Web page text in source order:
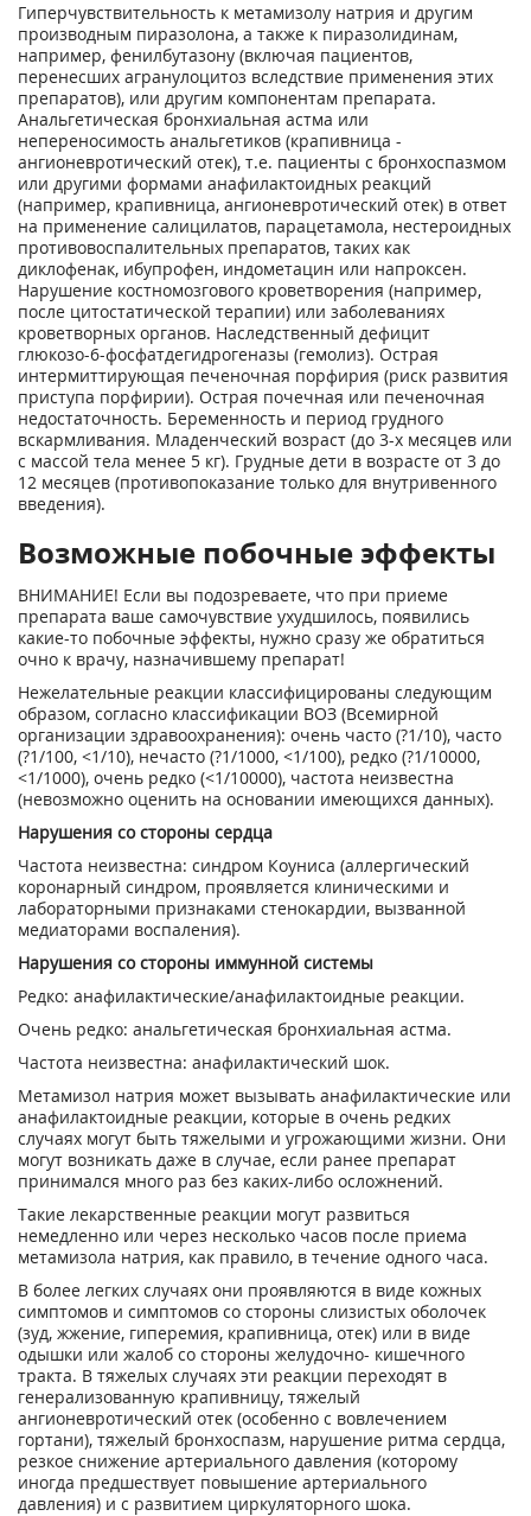
Гиперчувствительность к метамизолу натрия и другим
производным пиразолона, а также к пиразолидинам,
например, фенилбутазону (включая пациентов,
перенесших агранулоцитоз вследствие применения этих
препаратов), или другим компонентам препарата.
Анальгетическая бронхиальная астма или
непереносимость анальгетиков (крапивница -
ангионевротический отек), т.е. пациенты с бронхоспазмом
или другими формами анафилактоидных реакций
(например, крапивница, ангионевротический отек) в ответ
на применение салицилатов, парацетамола, нестероидных
противовоспалительных препаратов, таких как
диклофенак, ибупрофен, индометацин или напроксен.
Нарушение костномозгового кроветворения (например,
после цитостатической терапии) или заболеваниях
кроветворных органов. Наследственный дефицит
глюкозо-6-фосфатдегидрогеназы (гемолиз). Острая
интермиттирующая печеночная порфирия (риск развития
приступа порфирии). Острая почечная или печеночная
недостаточность. Беременность и период грудного
вскармливания. Младенческий возраст (до 3-х месяцев или
с массой тела менее 5 кг). Грудные дети в возрасте от 3 до
12 месяцев (противопоказание только для внутривенного
введения).
Возможные побочные эффекты
ВНИМАНИЕ! Если вы подозреваете, что при приеме
препарата ваше самочувствие ухудшилось, появились
какие-то побочные эффекты, нужно сразу же обратиться
очно к врачу, назначившему препарат!
Нежелательные реакции классифицированы следующим
образом, согласно классификации ВОЗ (Всемирной
организации здравоохранения): очень часто (?1/10), часто
(?1/100, <1/10), нечасто (?1/1000, <1/100), редко (?1/10000,
<1/1000), очень редко (<1/10000), частота неизвестна
(невозможно оценить на основании имеющихся данных).
Нарушения со стороны сердца
Частота неизвестна: синдром Коуниса (аллергический
коронарный синдром, проявляется клиническими и
лабораторными признаками стенокардии, вызванной
медиаторами воспаления).
Нарушения со стороны иммунной системы
Редко: анафилактические/анафилактоидные реакции.
Очень редко: анальгетическая бронхиальная астма.
Частота неизвестна: анафилактический шок.
Метамизол натрия может вызывать анафилактические или
анафилактоидные реакции, которые в очень редких
случаях могут быть тяжелыми и угрожающими жизни. Они
могут возникать даже в случае, если ранее препарат
принимался много раз без каких-либо осложнений.
Такие лекарственные реакции могут развиться
немедленно или через несколько часов после приема
метамизола натрия, как правило, в течение одного часа.
В более легких случаях они проявляются в виде кожных
симптомов и симптомов со стороны слизистых оболочек
(зуд, жжение, гиперемия, крапивница, отек) или в виде
одышки или жалоб со стороны желудочно- кишечного
тракта. В тяжелых случаях эти реакции переходят в
генерализованную крапивницу, тяжелый
ангионевротический отек (особенно с вовлечением
гортани), тяжелый бронхоспазм, нарушение ритма сердца,
резкое снижение артериального давления (которому
иногда предшествует повышение артериального
давления) и с развитием циркуляторного шока.